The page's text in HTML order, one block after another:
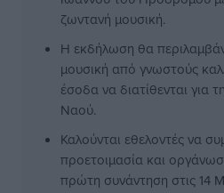
ζωντανή μουσική.
Η εκδήλωση θα
μουσική από γνωστούς
έσοδα να διατίθενται για
Ναού.
Καλούνται εθελοντές να
προετοιμασία και
πρώτη συνάντηση στις 14